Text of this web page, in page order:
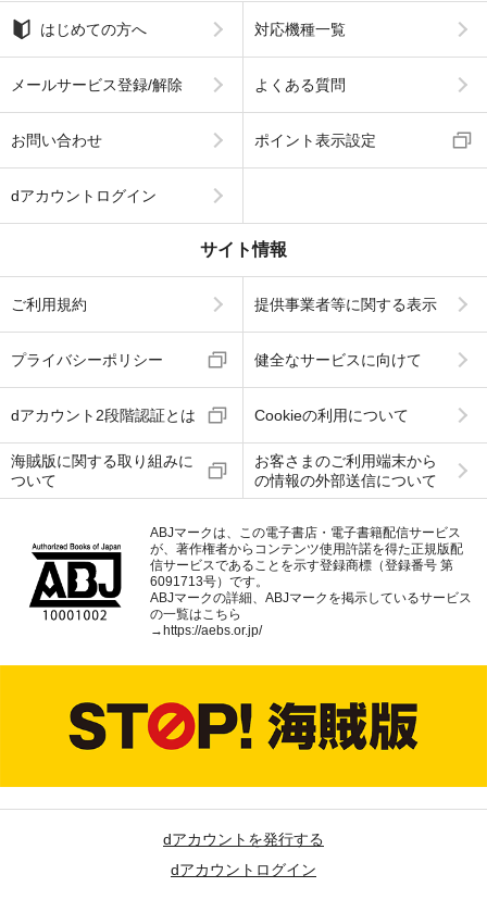
はじめての方へ 対応機種一覧
メールサービス登録/解除 よくある質問
お問い合わせ ポイント表示設定
dアカウントログイン
サイト情報
ご利用規約 提供事業者等に関する表示
プライバシーポリシー 健全なサービスに向けて
dアカウント2段階認証とは Cookieの利用について
海賊版に関する取り組みに
ついて
お客さまのご利用端末から
の情報の外部送信について
ABJマークは、この電子書店・電子書籍配信サービス
が、著作権者からコンテンツ使用許諾を得た正規版配
信サービスであることを示す登録商標（登録番号 第
6091713号）です。
ABJマークの詳細、ABJマークを掲示しているサービス
の一覧はこちら
→ https://aebs.or.jp/
dアカウントを発行する
dアカウントログイン